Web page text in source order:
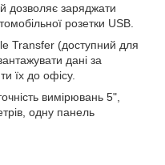
дозволяє заряджати
розетки USB.
Transfer (доступний для
дані за
їх до офісу.
вимірювань 5",
одну панель